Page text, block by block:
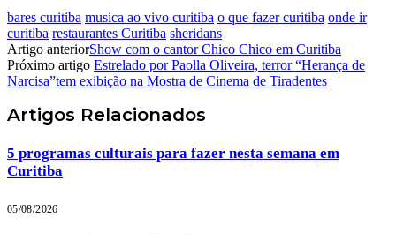
bares curitiba musica ao vivo curitiba o que fazer curitiba onde ir
curitiba restaurantes Curitiba sheridans
Artigo anteriorShow com o cantor Chico Chico em Curitiba
Próximo artigo Estrelado por Paolla Oliveira, terror “Herança de
Narcisa”tem exibição na Mostra de Cinema de Tiradentes
Artigos Relacionados
5 programas culturais para fazer nesta semana em
Curitiba
05/08/2026